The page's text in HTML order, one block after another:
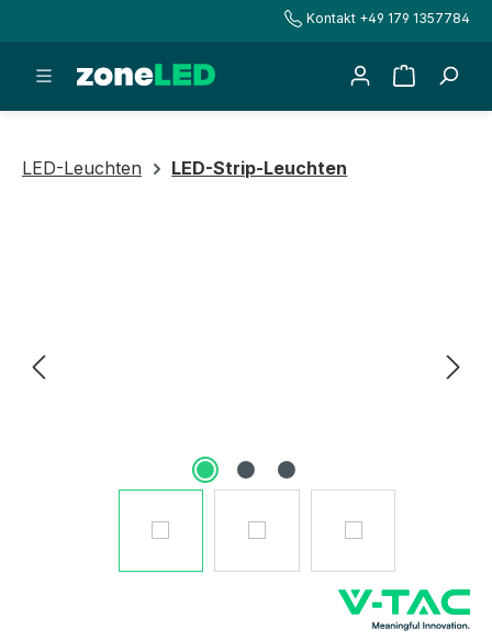
Kontakt +49 179 1357784
LED-Leuchten LED-Strip-Leuchten